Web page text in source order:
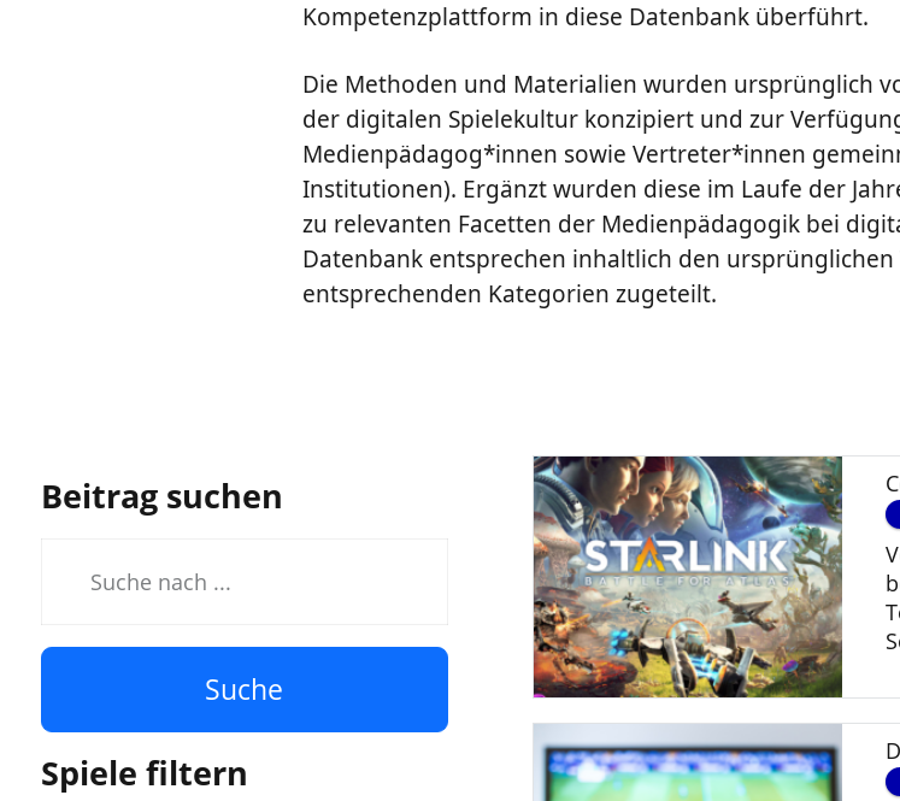
Kompetenzplattform in diese Datenbank überführt.
Die Methoden und Materialien wurden ursprünglich
der digitalen Spielekultur konzipiert und zur
Medienpädagog*innen sowie Vertreter*innen
Institutionen). Ergänzt wurden diese im Laufe der
zu relevanten Facetten der Medienpädagogik bei
Datenbank entsprechen inhaltlich den
entsprechenden Kategorien zugeteilt.
Beitrag suchen
Suche
Spiele filtern